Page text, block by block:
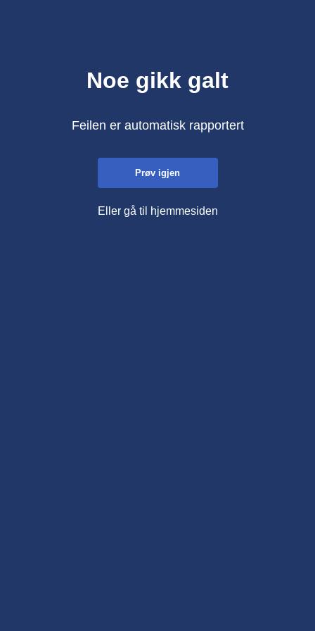
Noe gikk galt
Feilen er automatisk rapportert
Prøv igjen
Eller gå til hjemmesiden